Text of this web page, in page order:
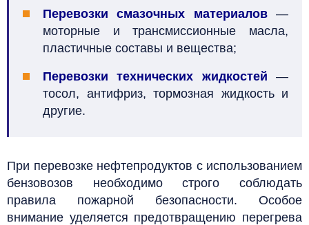
Перевозки смазочных материалов—
моторные и трансмиссионные масла,
пластичные составы и вещества;
Перевозки технических жидкостей —
тосол, антифриз, тормозная жидкость и
другие.
При перевозке нефтепродуктов с использованием
бензовозов необходимо строго соблюдать
правила пожарной безопасности. Особое
внимание уделяется предотвращению перегрева